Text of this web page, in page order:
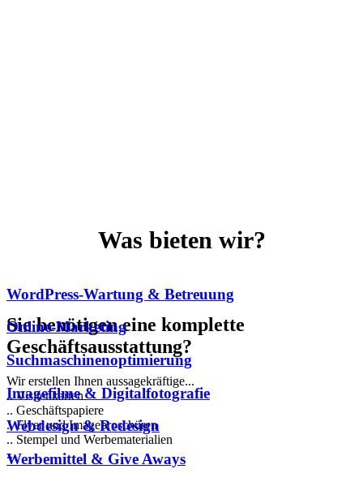
Sie benötigen eine komplette
Geschäftsausstattung?
Wir erstellen Ihnen aussagekräftige...
.. Visitenkarten
.. Geschäftspapiere
.. Flyer und Imagebroschüren
.. Stempel und Werbematerialien
...
Was bieten wir?
WordPress-Wartung & Betreuung
Online-Marketing
Suchmaschinenoptimierung
Imagefilme & Digitalfotografie
Webdesign & Redesign
Werbemittel & Give Aways